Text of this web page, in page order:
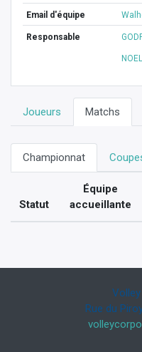
Email d'équipe
Responsable
Joueurs Matchs
Championnat
Statut
Équipe
accueillante
Rue du